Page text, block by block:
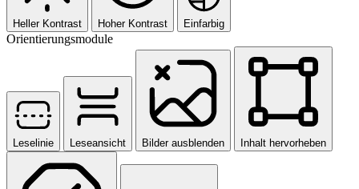
Heller Kontrast Hoher Kontrast Einfarbig
Orientierungsmodule
Leselinie Leseansicht Bilder ausblenden Inhalt hervorheben